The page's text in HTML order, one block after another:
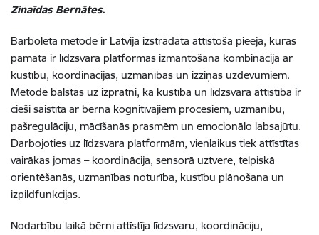
Zinaīdas Bernātes.
Barboleta metode ir Latvijā izstrādāta attīstoša pieeja, kuras
pamatā ir līdzsvara platformas izmantošana kombinācijā ar
kustību, koordinācijas, uzmanības un izziņas uzdevumiem.
Metode balstās uz izpratni, ka kustība un līdzsvara attīstība ir
cieši saistīta ar bērna kognitīvajiem procesiem, uzmanību,
pašregulāciju, mācīšanās prasmēm un emocionālo labsajūtu.
Darbojoties uz līdzsvara platformām, vienlaikus tiek attīstītas
vairākas jomas – koordinācija, sensorā uztvere, telpiskā
orientēšanās, uzmanības noturība, kustību plānošana un
izpildfunkcijas.
Nodarbību laikā bērni attīstīja līdzsvaru, koordināciju,